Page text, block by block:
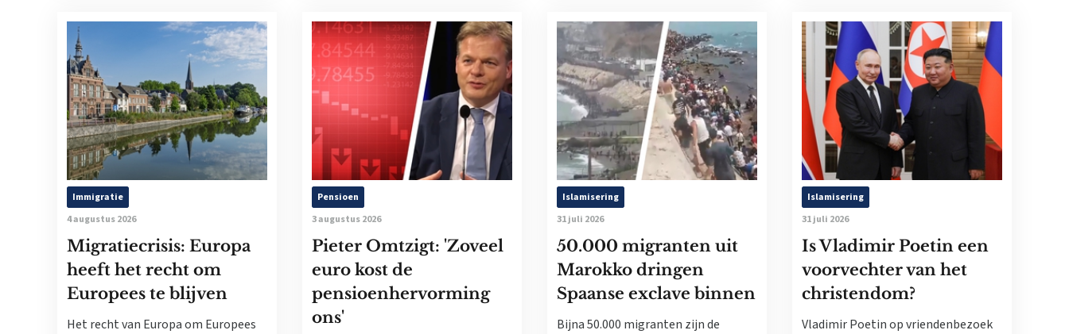
Immigratie
4 augustus 2026
Migratiecrisis: Europa
heeft het recht om
Europees te blijven
Het recht van Europa om Europees
Pensioen
3 augustus 2026
Pieter Omtzigt: 'Zoveel
euro kost de
pensioenhervorming
ons'
Islamisering
31 juli 2026
50.000 migranten uit
Marokko dringen
Spaanse exclave binnen
Bijna 50.000 migranten zijn de
Islamisering
31 juli 2026
Is Vladimir Poetin een
voorvechter van het
christendom?
Vladimir Poetin op vriendenbezoek